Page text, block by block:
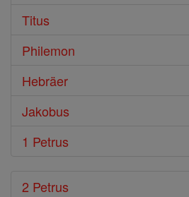
Titus
Philemon
Hebräer
Jakobus
1 Petrus
2 Petrus